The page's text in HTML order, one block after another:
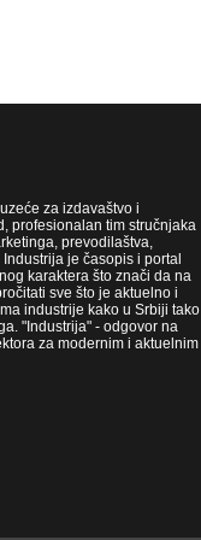
za izdavaštvo i
profesionalan tim stručnjaka
prevodilaštva,
je časopis i portal
karaktera što znači da na
sve što je aktuelno i
industrije kako u Srbiji tako
"Industrija" - odgovor na
za modernim i aktuelnim